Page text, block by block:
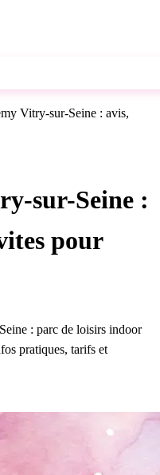
Vitry-sur-Seine : avis,
sur-Seine :
pour
: parc de loisirs indoor
pratiques, tarifs et